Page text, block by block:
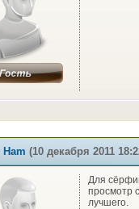
Ham (10 декабря 2011
Для
просмотр
лучшего.